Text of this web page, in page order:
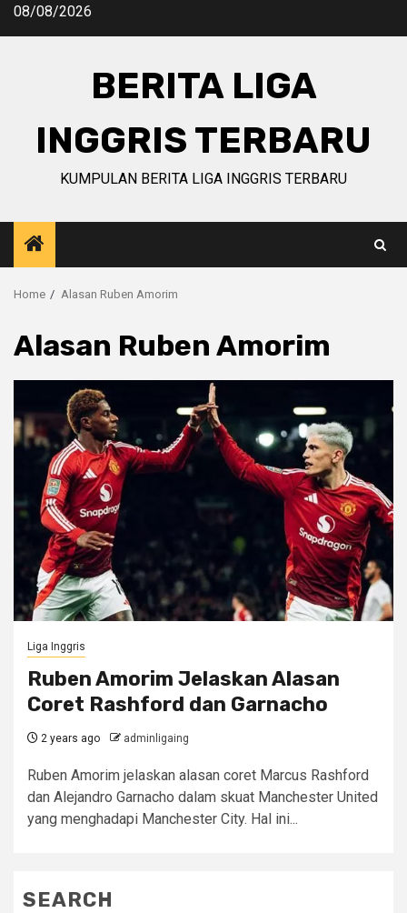
Skip08/08/2026
BERITA LIGA
INGGRIS TERBARU
KUMPULAN BERITA LIGA INGGRIS TERBARU
Home Alasan Ruben Amorim
Alasan Ruben Amorim
Liga Inggris
Ruben Amorim Jelaskan Alasan
Coret Rashford dan Garnacho
2 years ago adminligaing
Ruben Amorim jelaskan alasan coret Marcus Rashford
dan Alejandro Garnacho dalam skuat Manchester United
yang menghadapi Manchester City. Hal ini...
SEARCH